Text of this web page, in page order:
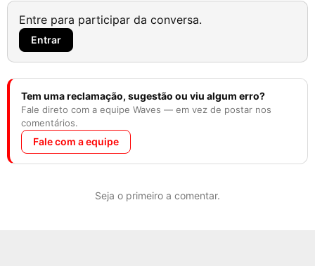
Entre para participar da conversa.
Entrar
Tem uma reclamação, sugestão ou viu algum erro?
Fale direto com a equipe Waves — em vez de postar nos
comentários.
Fale com a equipe
Seja o primeiro a comentar.